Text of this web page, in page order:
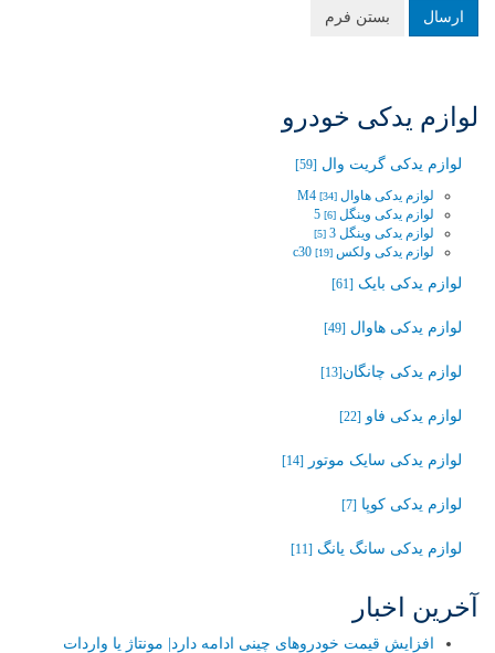
ارسال بستن فرم
لوازم یدکی خودرو
لوازم یدکی گریت وال [59]
لوازم یدکی هاوال M4 [34]
لوازم یدکی وینگل 5‬‎ [6]
لوازم یدکی وینگل 3 [5]
لوازم یدکی ولکس c30 [19]
لوازم یدکی بایک [61]
لوازم یدکی هاوال [49]
لوازم یدکی چانگان‬‎[13]
لوازم یدکی فاو [22]
لوازم یدکی سایک موتور [14]
لوازم یدکی کوپا [7]
لوازم یدکی سانگ یانگ [11]
آخرین اخبار
افزایش قیمت خودروهای چینی ادامه دارد| مونتاژ یا واردات